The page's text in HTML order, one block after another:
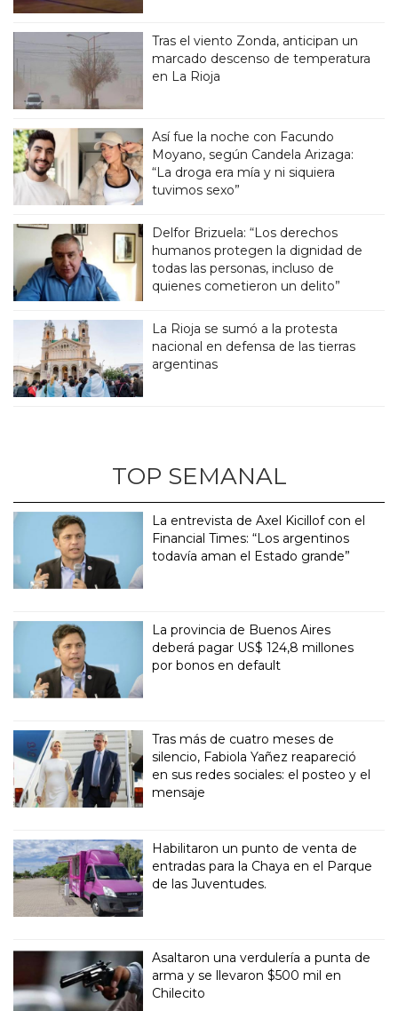
Tras el viento Zonda, anticipan un
marcado descenso de temperatura
en La Rioja
Así fue la noche con Facundo
Moyano, según Candela Arizaga:
“La droga era mía y ni siquiera
tuvimos sexo”
Delfor Brizuela: “Los derechos
humanos protegen la dignidad de
todas las personas, incluso de
quienes cometieron un delito”
La Rioja se sumó a la protesta
nacional en defensa de las tierras
argentinas
TOP SEMANAL
La entrevista de Axel Kicillof con el
Financial Times: “Los argentinos
todavía aman el Estado grande”
La provincia de Buenos Aires
deberá pagar US$ 124,8 millones
por bonos en default
Tras más de cuatro meses de
silencio, Fabiola Yañez reapareció
en sus redes sociales: el posteo y el
mensaje
Habilitaron un punto de venta de
entradas para la Chaya en el Parque
de las Juventudes.
Asaltaron una verdulería a punta de
arma y se llevaron $500 mil en
Chilecito